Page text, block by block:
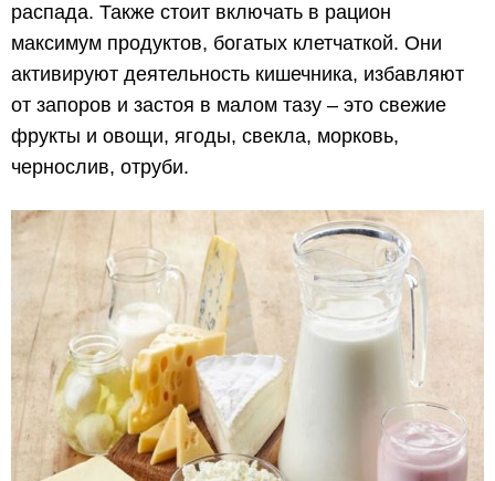
распада. Также стоит включать в рацион
максимум продуктов, богатых клетчаткой. Они
активируют деятельность кишечника, избавляют
от запоров и застоя в малом тазу – это свежие
фрукты и овощи, ягоды, свекла, морковь,
чернослив, отруби.